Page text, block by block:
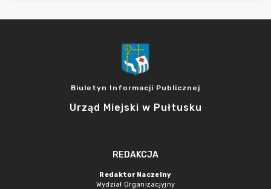
Biuletyn Informacji Publicznej
Urząd Miejski w Pułtusku
REDAKCJA
Redaktor Naczelny
Wydział Organizacjyjny